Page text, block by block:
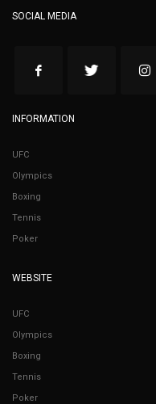
SOCIAL MEDIA
INFORMATION
UFC
Olympics
Boxing
Tennis
Poker
WEBSITE
UFC
Olympics
Boxing
Tennis
Poker